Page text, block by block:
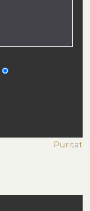
Puritat